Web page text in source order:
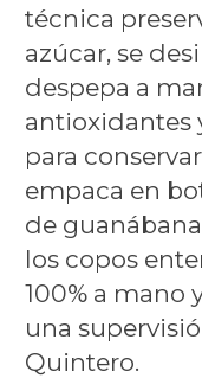
técnica
azúcar, se
despepa a
antioxidantes
para
empaca en
de
los copos
100% a mano
una
Quintero.